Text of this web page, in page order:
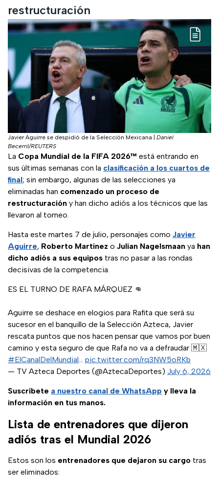
restructuración
Javier Aguirre se despidió de la Selección Mexicana
Daniel
Becerril/REUTERS
La Copa Mundial de la FIFA 2026™ está entrando en
sus últimas semanas con la clasificación a los cuartos de
final; sin embargo, algunas de las selecciones ya
eliminadas han comenzado un proceso de
restructuración y han dicho adiós a los técnicos que las
llevaron al torneo.
Hasta este martes 7 de julio, personajes como Javier
Aguirre, Roberto Martínez o Julian Nagelsmaan ya han
dicho adiós a sus equipos tras no pasar a las rondas
decisivas de la competencia.
ES EL TURNO DE RAFA MÁRQUEZ 👊
Aguirre se deshace en elogios para Rafita que será su
sucesor en el banquillo de la Selección Azteca, Javier
rescata puntos que nos hacen pensar que vamos por buen
camino y esta seguro de que Rafa no va a defraudar 🇲🇽
#ElCanalDelMundial… pic.twitter.com/rq3NW5oRKb
— TV Azteca Deportes (@AztecaDeportes) July 6, 2026
Suscríbete a nuestro canal de WhatsApp y lleva la
información en tus manos.
Lista de entrenadores que dijeron
adiós tras el Mundial 2026
Estos son los entrenadores que dejaron su cargo tras
ser eliminados: